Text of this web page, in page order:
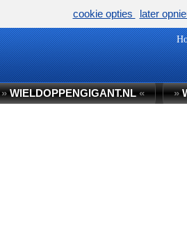
»WIELDOPPENGIGANT.NL« »
cookie opties later